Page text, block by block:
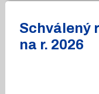
Schválený
na r. 2026